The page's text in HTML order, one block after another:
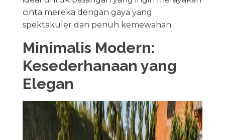
cinta mereka dengan gaya yang
spektakuler dan penuh kemewahan.
Minimalis Modern:
Kesederhanaan yang
Elegan